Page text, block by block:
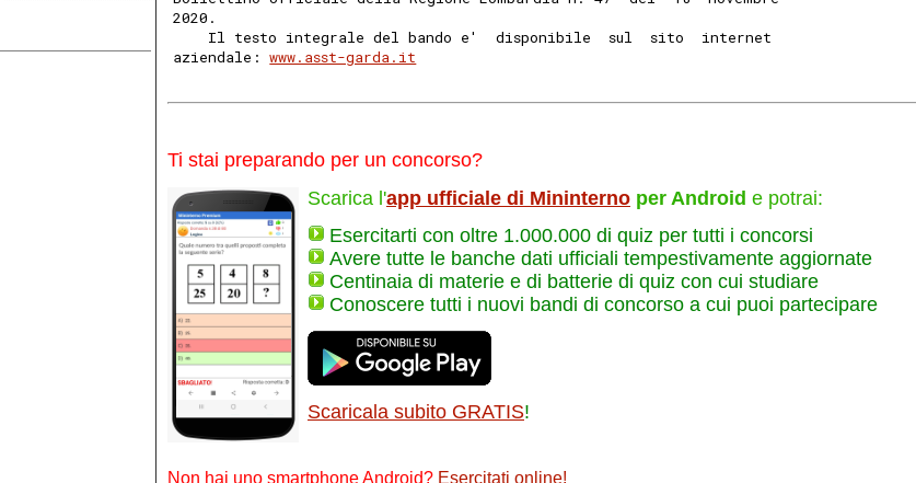
2020.
    Il testo integrale del bando e'  disponibile  sul  sito  internet
aziendale: www.asst-garda.it
Ti stai preparando per un concorso?
Scarica l'app ufficiale di Mininterno per Android e potrai:
Esercitarti con oltre 1.000.000 di quiz per tutti i concorsi
Avere tutte le banche dati ufficiali tempestivamente aggiornate
Centinaia di materie e di batterie di quiz con cui studiare
Conoscere tutti i nuovi bandi di concorso a cui puoi partecipare
Scaricala subito GRATIS!
Non hai uno smartphone Android? Esercitati online!